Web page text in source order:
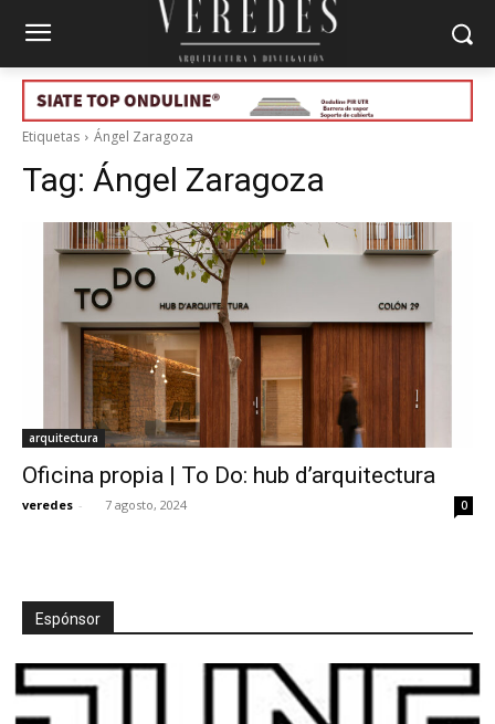
Etiquetas Ángel Zaragoza
Tag: Ángel Zaragoza
arquitectura
Oficina propia | To Do: hub d’arquitectura
veredes - 7 agosto, 2024 0
Espónsor